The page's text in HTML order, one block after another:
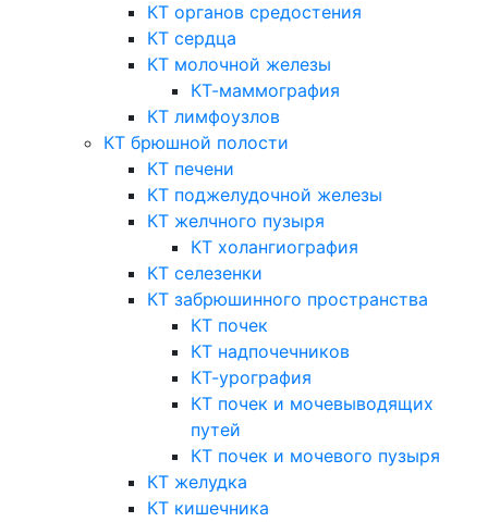
КТ органов средостения
КТ сердца
КТ молочной железы
КТ-маммография
КТ лимфоузлов
КТ брюшной полости
КТ печени
КТ поджелудочной железы
КТ желчного пузыря
КТ холангиография
КТ селезенки
КТ забрюшинного пространства
КТ почек
КТ надпочечников
КТ-урография
КТ почек и мочевыводящих
путей
КТ почек и мочевого пузыря
КТ желудка
КТ кишечника